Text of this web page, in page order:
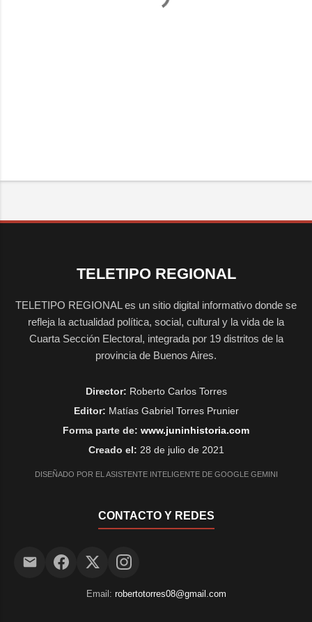
TELETIPO REGIONAL
TELETIPO REGIONAL es un sitio digital informativo donde se
refleja la actualidad política, social, cultural y la vida de la
Cuarta Sección Electoral, integrada por 19 distritos de la
provincia de Buenos Aires.
Director: Roberto Carlos Torres
Editor: Matías Gabriel Torres Prunier
Forma parte de: www.juninhistoria.com
Creado el: 28 de julio de 2021
DISEÑADO POR EL ASISTENTE INTELIGENTE DE GOOGLE GEMINI
CONTACTO Y REDES
Email: robertotorres08@gmail.com